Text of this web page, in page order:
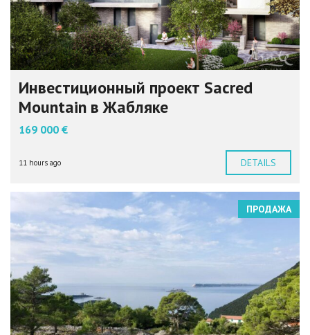
Инвестиционный проект Sacred
Mountain в Жабляке
169 000 €
11 hours ago DETAILS
ПРОДАЖА